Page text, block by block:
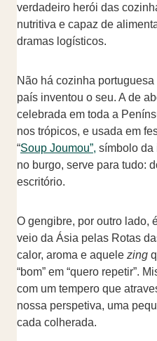
verdadeiro herói das
nutritiva e capaz de
dramas logísticos.
Não há cozinha
país inventou o seu. A de
celebrada em toda a
nos trópicos, e usada em
“Soup Joumou”, símbolo da
no burgo, serve para tudo:
escritório.
O gengibre, por outro lado,
veio da Ásia pelas Rotas
calor, aroma e aquele zing
“bom” em “quero repetir”.
com um tempero que
nossa perspetiva, uma
cada colherada.